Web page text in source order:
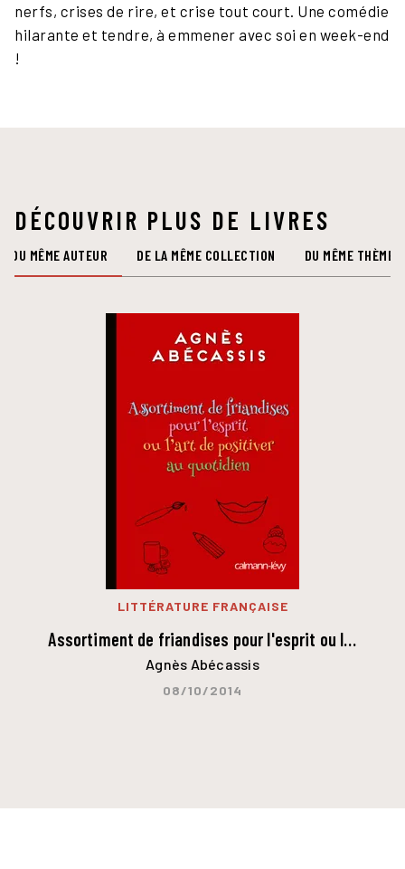
nerfs, crises de rire, et crise tout court. Une comédie
hilarante et tendre, à emmener avec soi en week-end
!
DÉCOUVRIR PLUS DE LIVRES
DU MÊME AUTEUR DE LA MÊME COLLECTION DU MÊME THÈME
LITTÉRATURE FRANÇAISE
Assortiment de friandises pour l'esprit ou l…
Agnès Abécassis
08/10/2014